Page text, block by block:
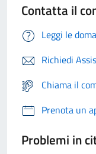
Contatta il
Leggi le
Richiedi
Chiama il
Prenota un
Problemi in